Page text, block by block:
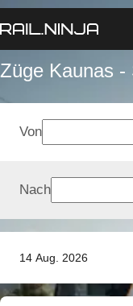
Züge Kaunas -
14 Aug. 2026
Von
Nach